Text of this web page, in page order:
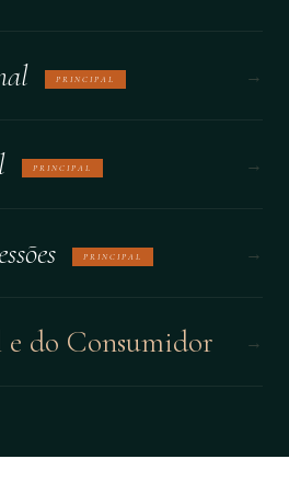
PRINCIPAL →
PRINCIPAL →
PRINCIPAL →
do Consumidor →